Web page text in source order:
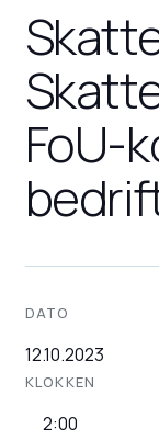
FoU-
DATO
12.10.2023
KLOKKEN
2:00